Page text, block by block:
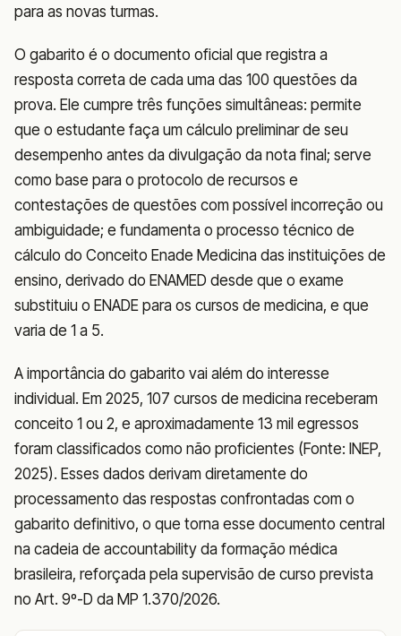
para as novas turmas.
O gabarito é o documento oficial que registra a
resposta correta de cada uma das 100 questões da
prova. Ele cumpre três funções simultâneas: permite
que o estudante faça um cálculo preliminar de seu
desempenho antes da divulgação da nota final; serve
como base para o protocolo de recursos e
contestações de questões com possível incorreção ou
ambiguidade; e fundamenta o processo técnico de
cálculo do Conceito Enade Medicina das instituições de
ensino, derivado do ENAMED desde que o exame
substituiu o ENADE para os cursos de medicina, e que
varia de 1 a 5.
A importância do gabarito vai além do interesse
individual. Em 2025, 107 cursos de medicina receberam
conceito 1 ou 2, e aproximadamente 13 mil egressos
foram classificados como não proficientes (Fonte: INEP,
2025). Esses dados derivam diretamente do
processamento das respostas confrontadas com o
gabarito definitivo, o que torna esse documento central
na cadeia de accountability da formação médica
brasileira, reforçada pela supervisão de curso prevista
no Art. 9º-D da MP 1.370/2026.